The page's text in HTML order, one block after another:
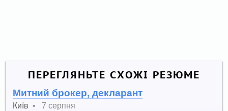
ПЕРЕГЛЯНЬТЕ СХОЖІ РЕЗЮМЕ
Митний брокер, декларант
Київ • 7 серпня